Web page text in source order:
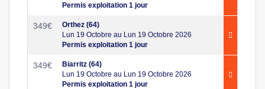
Permis exploitation 1 jour
349€
Orthez (64)
Lun 19 Octobre au Lun 19 Octobre 2026
Permis exploitation 1 jour
349€
Biarritz (64)
Lun 19 Octobre au Lun 19 Octobre 2026
Permis exploitation 1 jour